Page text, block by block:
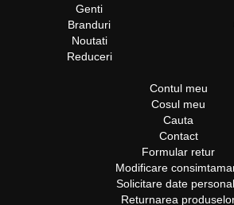
Genti
Branduri
Noutati
Reduceri
Contul meu
Cosul meu
Cauta
Contact
Formular retur
Modificare
Solicitare date
Returnarea